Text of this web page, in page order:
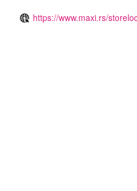
https://www.maxi.rs/